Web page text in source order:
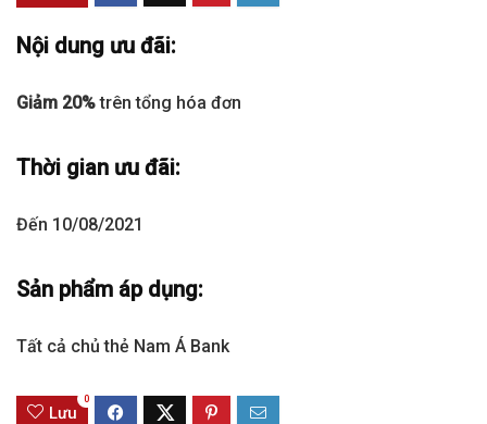
Nội dung ưu đãi:
Giảm 20%trên tổng hóa đơn
Thời gian ưu đãi:
Đến 10/08/2021
Sản phẩm áp dụng:
Tất cả chủ thẻ Nam Á Bank
Lưu
0